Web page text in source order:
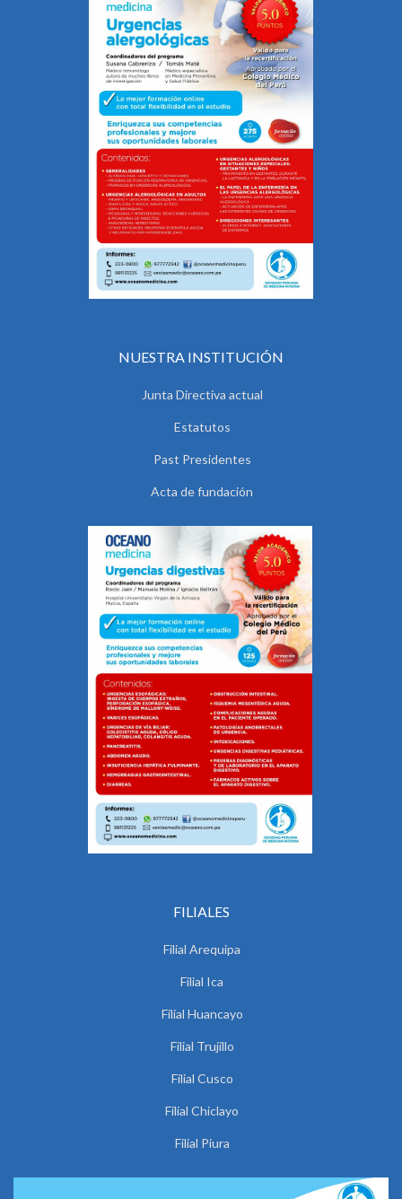
NUESTRA INSTITUCIÓN
Junta Directiva actual
Estatutos
Past Presidentes
Acta de fundación
FILIALES
Filial Arequipa
Filial Ica
Filial Huancayo
Filial Trujillo
Filial Cusco
Filial Chiclayo
Filial Piura